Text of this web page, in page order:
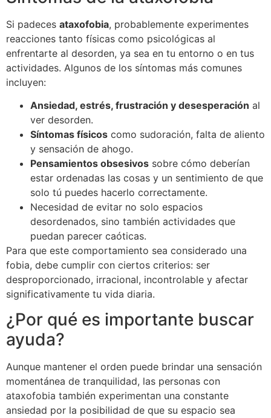
Si padeces ataxofobia, probablemente experimentes
reacciones tanto físicas como psicológicas al
enfrentarte al desorden, ya sea en tu entorno o en tus
actividades. Algunos de los síntomas más comunes
incluyen:
Ansiedad, estrés, frustración y desesperación al
ver desorden.
Síntomas físicos como sudoración, falta de aliento
y sensación de ahogo.
Pensamientos obsesivos sobre cómo deberían
estar ordenadas las cosas y un sentimiento de que
solo tú puedes hacerlo correctamente.
Necesidad de evitar no solo espacios
desordenados, sino también actividades que
puedan parecer caóticas.
Para que este comportamiento sea considerado una
fobia, debe cumplir con ciertos criterios: ser
desproporcionado, irracional, incontrolable y afectar
significativamente tu vida diaria.
¿Por qué es importante buscar
ayuda?
Aunque mantener el orden puede brindar una sensación
momentánea de tranquilidad, las personas con
ataxofobia también experimentan una constante
ansiedad por la posibilidad de que su espacio sea